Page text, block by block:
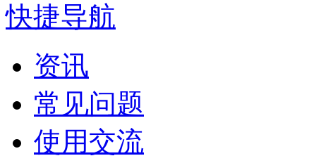
快捷导航
资讯
常见问题
使用交流